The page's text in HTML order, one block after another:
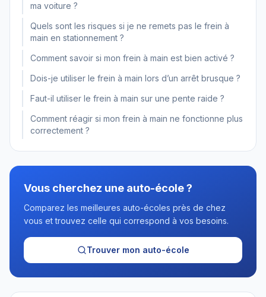
ma voiture ?
Quels sont les risques si je ne remets pas le frein à
main en stationnement ?
Comment savoir si mon frein à main est bien activé ?
Dois-je utiliser le frein à main lors d’un arrêt brusque ?
Faut-il utiliser le frein à main sur une pente raide ?
Comment réagir si mon frein à main ne fonctionne plus
correctement ?
Vous cherchez une auto-école ?
Comparez les meilleures auto-écoles près de chez
vous et trouvez celle qui correspond à vos besoins.
Trouver mon auto-école